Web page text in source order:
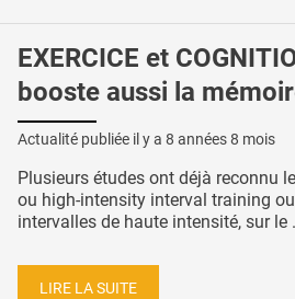
EXERCICE et
booste aussi la
Actualité publiée il y a 8 années 8 mois
Plusieurs études ont déjà reconnu
ou high-intensity interval training
intervalles de haute intensité, sur le
LIRE LA SUITE